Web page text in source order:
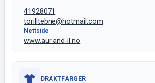
41928071
torilltebne@hotmail.com
Nettside
www.aurland-il.no
DRAKTFARGER